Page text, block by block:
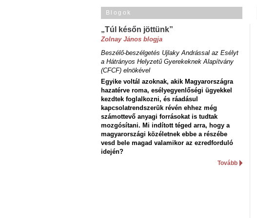
Blogok
„Túl későn jöttünk”
Zolnay János blogja
Beszélő-beszélgetés Ujlaky Andrással az Esélyt
a Hátrányos Helyzetű Gyerekeknek Alapítvány
(CFCF) elnökével
Egyike voltál azoknak, akik Magyarországra
hazatérve roma, esélyegyenlőségi ügyekkel
kezdtek foglalkozni, és ráadásul
kapcsolatrendszerük révén ehhez még
számottevő anyagi forrásokat is tudtak
mozgósítani. Mi indított téged arra, hogy a
magyarországi közéletnek ebbe a részébe
vesd bele magad valamikor az ezredforduló
idején?
Tovább